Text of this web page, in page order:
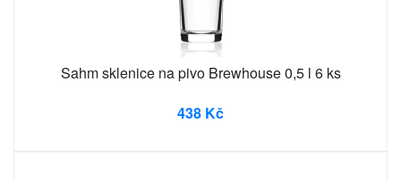
Sahm sklenice na pivo Brewhouse 0,5 l 6 ks
438 Kč